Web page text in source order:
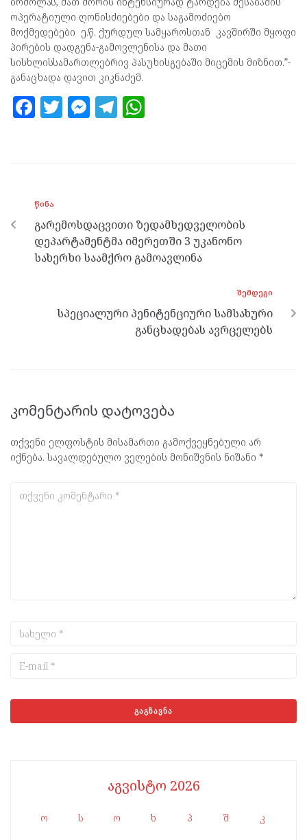
ოპერატიული ღონისძიებები და საგამოძიებო
მოქმედებები ე.წ. ქურდულ სამყაროსთან კავშირში მყოფი
პირების დადგენა-გამოვლენისა და მათი
სისხლისსამართლებრივ პასუხისგებაში მიცემის მიზნით.”-
განაცხადა დავით კიკნაძემ.
F
o
o
k
T M
er
T
m p
p
ᲬᲘᲜᲐ
გარემოსდაცვითი ზედამხედველობის
დეპარტამენტმა იმერეთში 3 უკანონო
სახერხი საამქრო გამოავლინა
ᲨᲔᲛᲓᲔᲒᲘ
სპეციალური პენიტენციური სამსახური
განცხადებას ავრცელებს
კომენტარის დატოვება
თქვენი ელფოსტის მისამართი გამოქვეყნებული არ
იქნება. სავალდებულო ველების მონიშვნის ნიშანი *
აგვისტო 2026
ო ს ო ხ პ შ კ